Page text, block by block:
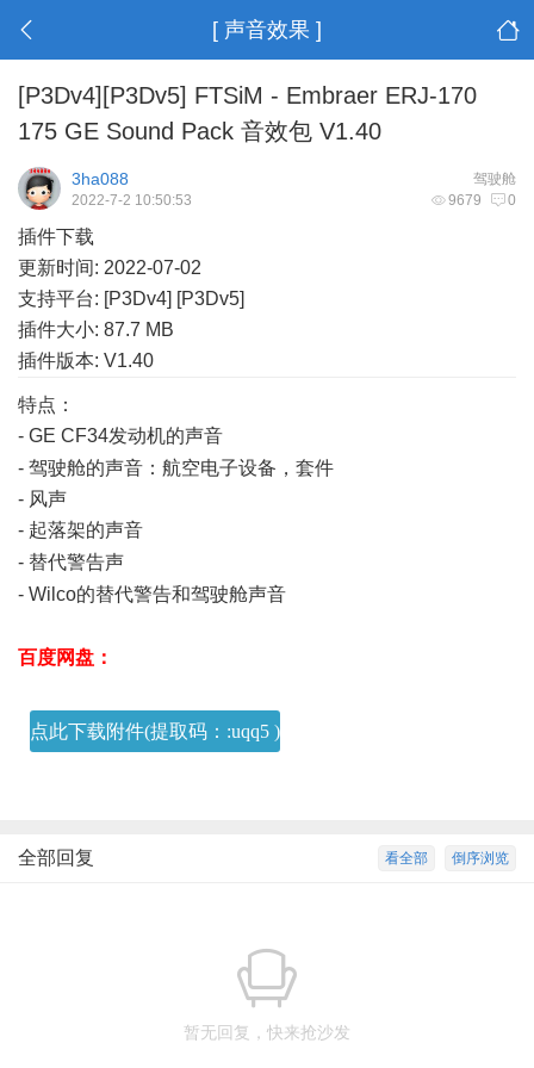
[ 声音效果 ]
[P3Dv4][P3Dv5] FTSiM - Embraer ERJ-170
175 GE Sound Pack 音效包 V1.40
驾驶舱
3ha088
9679 0
2022-7-2 10:50:53
插件下载
更新时间: 2022-07-02
支持平台: [P3Dv4] [P3Dv5]
插件大小: 87.7 MB
插件版本: V1.40
特点：
- GE CF34发动机的声音
- 驾驶舱的声音：航空电子设备，套件
- 风声
- 起落架的声音
- 替代警告声
- Wilco的替代警告和驾驶舱声音
百度网盘：
点此下载附件(提取码：:uqq5 )
倒序浏览
看全部
全部回复
暂无回复，快来抢沙发